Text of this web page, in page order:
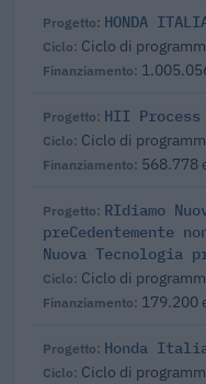
HONDA
Ciclo di
HII
Ciclo di
568.778
RIdiamo
preCedentemente
Nuova Tecnologia
Ciclo di
179.200
Honda
Ciclo di